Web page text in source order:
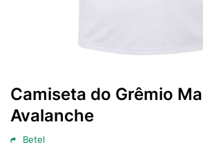
Camiseta do Grêmio
Avalanche
Betel